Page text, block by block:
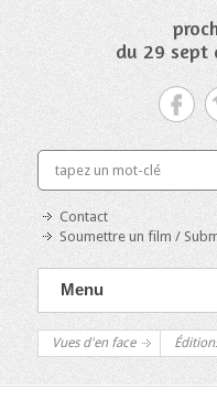
du 29 sept
Contact
Soumettre un film /
Menu
Vues d'en face